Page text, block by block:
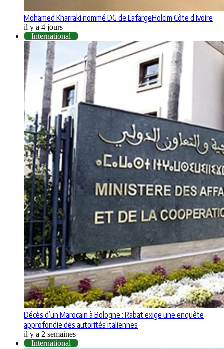
Mohamed Kharraki nommé DG de LafargeHolcim Côte d’Ivoire
il y a 4 jours
International
Décès d’un Marocain à Bologne : Rabat exige une enquête
approfondie des autorités italiennes
il y a 2 semaines
International